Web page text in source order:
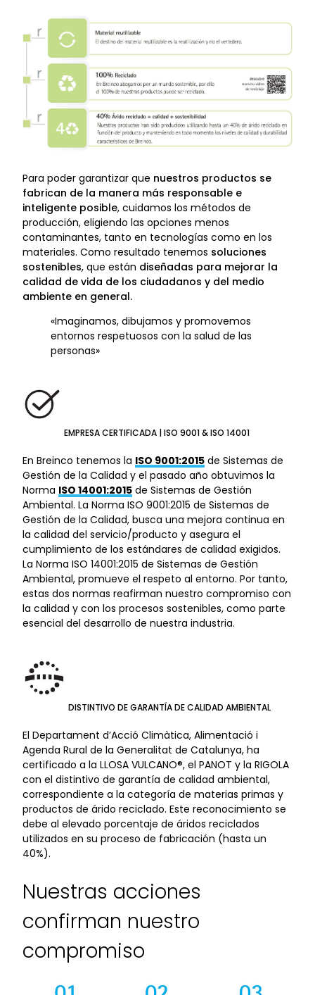
Para poder garantizar que nuestros productos se
fabrican de la manera más responsable e
inteligente posible, cuidamos los métodos de
producción, eligiendo las opciones menos
contaminantes, tanto en tecnologías como en los
materiales. Como resultado tenemos soluciones
sostenibles, que están diseñadas para mejorar la
calidad de vida de los ciudadanos y del medio
ambiente en general.
«Imaginamos, dibujamos y promovemos
entornos respetuosos con la salud de las
personas»
EMPRESA CERTIFICADA | ISO 9001 & ISO 14001
En Breinco tenemos la ISO 9001:2015 de Sistemas de
Gestión de la Calidad y el pasado año obtuvimos la
Norma ISO 14001:2015 de Sistemas de Gestión
Ambiental. La Norma ISO 9001:2015 de Sistemas de
Gestión de la Calidad, busca una mejora continua en
la calidad del servicio/producto y asegura el
cumplimiento de los estándares de calidad exigidos.
La Norma ISO 14001:2015 de Sistemas de Gestión
Ambiental, promueve el respeto al entorno. Por tanto,
estas dos normas reafirman nuestro compromiso con
la calidad y con los procesos sostenibles, como parte
esencial del desarrollo de nuestra industria.
DISTINTIVO DE GARANTÍA DE CALIDAD AMBIENTAL
El Departament d’Acció Climàtica, Alimentació i
Agenda Rural de la Generalitat de Catalunya, ha
certificado a la LLOSA VULCANO®, el PANOT y la RIGOLA
con el distintivo de garantía de calidad ambiental,
correspondiente a la categoría de materias primas y
productos de árido reciclado. Este reconocimiento se
debe al elevado porcentaje de áridos reciclados
utilizados en su proceso de fabricación (hasta un
40%).
Nuestras acciones
confirman nuestro
compromiso